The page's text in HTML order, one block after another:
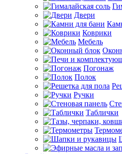
Двери
Коврики
Мебель
Погонаж
Полок
Ручки
Таблички